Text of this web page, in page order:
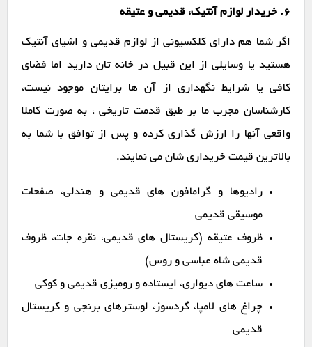
6. خریدار لوازم آنتیک، قدیمی و عتیقه
اگر شما هم دارای کلکسیونی از لوازم قدیمی و اشیای آنتیک
هستید یا وسایلی از این قبیل در خانه تان دارید اما فضای
کافی یا شرایط نگهداری از آن ها برایتان موجود نیست،
کارشناسان مجرب ما بر طبق قدمت تاریخی ، به صورت کاملا
واقعی آنها را ارزش گذاری کرده و پس از توافق با شما به
بالاترین قیمت خریداری شان می نمایند.
رادیوها و گرامافون های قدیمی و هندلی، صفحات
موسیقی قدیمی
ظروف عتیقه (کریستال های قدیمی، نقره جات، ظروف
قدیمی شاه عباسی و روس)
ساعت های دیواری، ایستاده و رومیزی قدیمی و کوکی
چراغ های لامپا، گردسوز، لوسترهای برنجی و کریستال
قدیمی